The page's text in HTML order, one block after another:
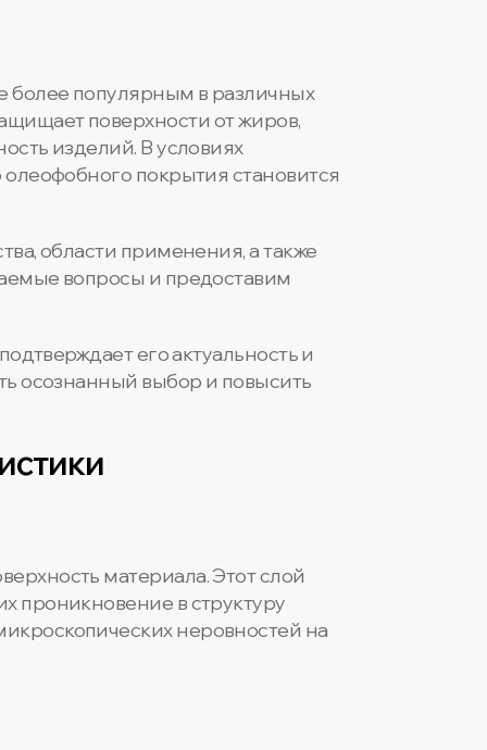
более популярным в различных
поверхности от жиров,
изделий. В условиях
покрытия становится
области применения, а также
вопросы и предоставим
его актуальность и
осознанный выбор и повысить
материала. Этот слой
проникновение в структуру
неровностей на